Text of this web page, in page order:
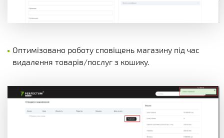
Оптимізовано роботу сповіщень магазину під час
видалення товарів/послуг з кошику.